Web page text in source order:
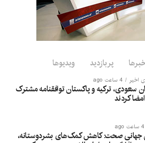
پربازدید ویدیوها
اخیر 4 ساعت ago
سعودی، ترکیه و پاکستان توافقنامه مشترک
کردند
4 ساعت ago
جهانی صحت: کاهش کمک‌های بشردوستانه،